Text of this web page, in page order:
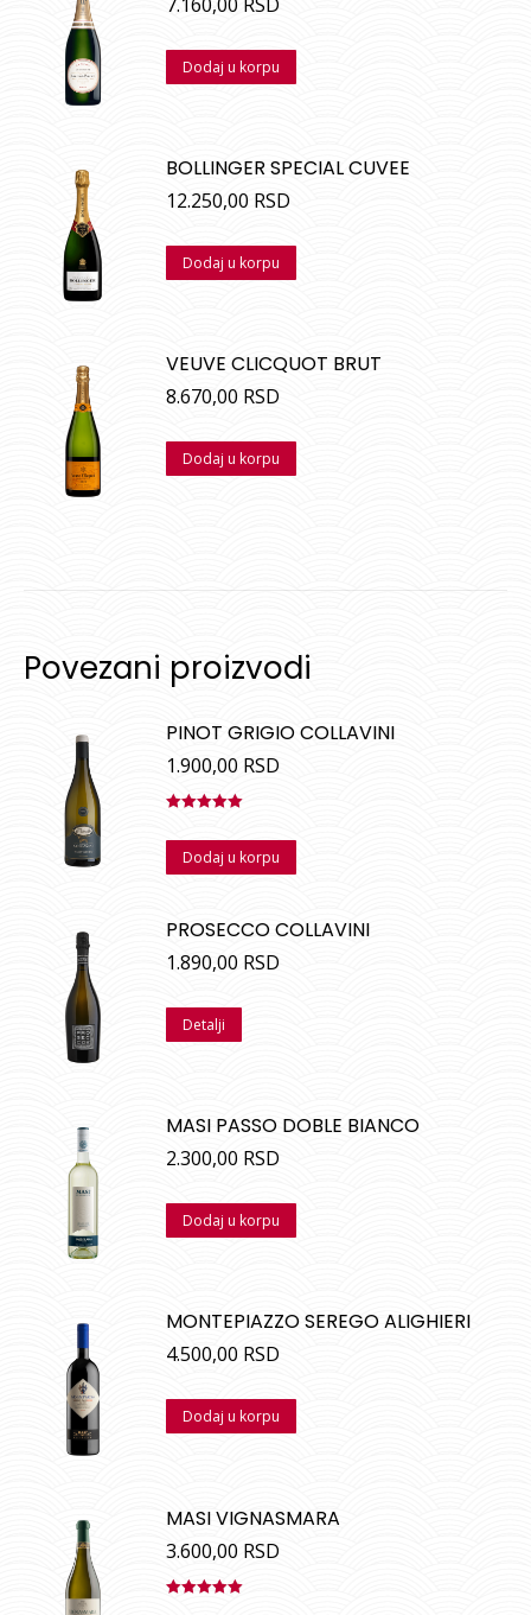
Dodaj u korpu
BOLLINGER SPECIAL CUVEE
12.250,00 RSD
Dodaj u korpu
VEUVE CLICQUOT BRUT
8.670,00 RSD
Dodaj u korpu
Povezani proizvodi
PINOT GRIGIO COLLAVINI
1.900,00 RSD
sa5.00od
Dodaj u korpu
PROSECCO COLLAVINI
1.890,00 RSD
Detalji
MASI PASSO DOBLE BIANCO
2.300,00 RSD
Dodaj u korpu
MONTEPIAZZO SEREGO ALIGHIERI
4.500,00 RSD
Dodaj u korpu
MASI VIGNASMARA
3.600,00 RSD